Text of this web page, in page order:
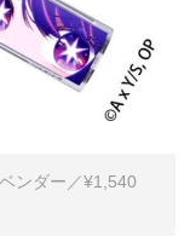
ンダー／¥1,540